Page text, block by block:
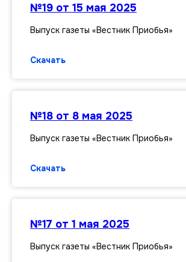
№19 от 15 мая 2025
Выпуск газеты «Вестник Приобья»
Скачать
№18 от 8 мая 2025
Выпуск газеты «Вестник Приобья»
Скачать
№17 от 1 мая 2025
Выпуск газеты «Вестник Приобья»